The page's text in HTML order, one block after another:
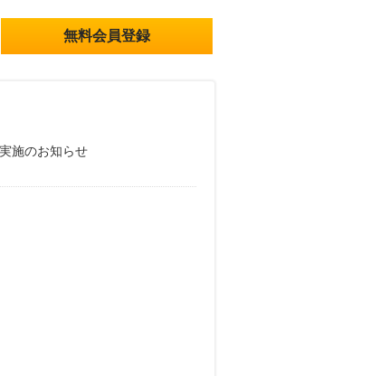
無料会員登録
施のお知らせ